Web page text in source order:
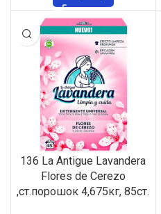
136 La Antigue Lavandera
Flores de Cerezo
,ст.порошок 4,675кг, 85ст.